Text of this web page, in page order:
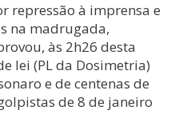
repressão à imprensa e
na madrugada,
às 2h26 desta
lei (PL da Dosimetria)
e de centenas de
de 8 de janeiro